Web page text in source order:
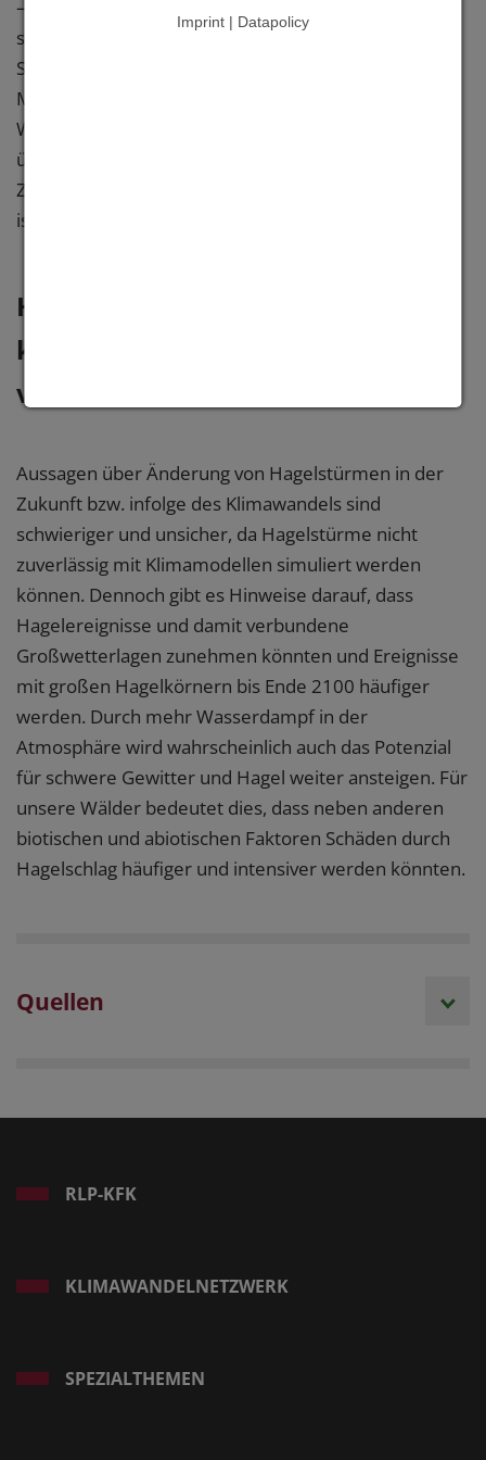
– räumlich begrenzt und innerhalb Deutschlands
stark variierend auf, mit den meisten Ereignissen im
Süden Deutschlands bzw. im Lee von
Mittelgebirgslagen. Gewitterbegünstigende
Wetterlagen haben in den letzten drei Jahrzehnten
überall in Deutschland zugenommen, wobei die
Zunahme nur für die Mitte Deutschlands signifikant
ist.
Hagel begünstigende Wetterlagen
können in Zukunft häufiger
vorkommen
Aussagen über Änderung von Hagelstürmen in der
Zukunft bzw. infolge des Klimawandels sind
schwieriger und unsicher, da Hagelstürme nicht
zuverlässig mit Klimamodellen simuliert werden
können. Dennoch gibt es Hinweise darauf, dass
Hagelereignisse und damit verbundene
Großwetterlagen zunehmen könnten und Ereignisse
mit großen Hagelkörnern bis Ende 2100 häufiger
werden. Durch mehr Wasserdampf in der
Atmosphäre wird wahrscheinlich auch das Potenzial
für schwere Gewitter und Hagel weiter ansteigen. Für
unsere Wälder bedeutet dies, dass neben anderen
biotischen und abiotischen Faktoren Schäden durch
Hagelschlag häufiger und intensiver werden könnten.
Quellen
RLP-KFK
KLIMAWANDELNETZWERK
SPEZIALTHEMEN
Imprint | Datapolicy